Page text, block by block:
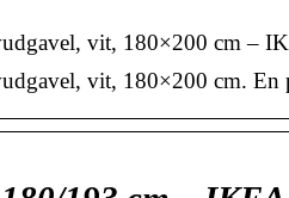
vit, 180×200 cm –
vit, 180×200 cm. En